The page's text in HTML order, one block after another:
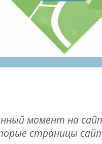
момент на
страницы